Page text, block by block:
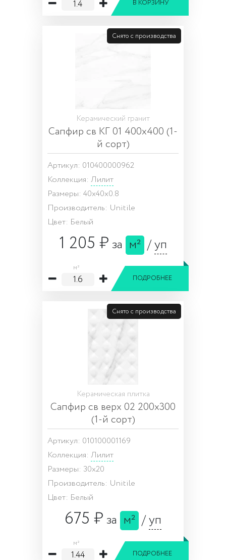
В КОРЗИНУ
Снято с производства
Керамический гранит
Сапфир св КГ 01 400х400 (1-
й сорт)
Артикул: 010400000962
Коллекция: Лилит
Размеры: 40x40x0.8
Производитель: Unitile
Цвет: Белый
1 205 ₽за м² /уп
м²
ПОДРОБНЕЕ
Снято с производства
Керамическая плитка
Сапфир св верх 02 200х300
(1-й сорт)
Артикул: 010100001169
Коллекция: Лилит
Размеры: 30x20
Производитель: Unitile
Цвет: Белый
675 ₽за м² /уп
м²
ПОДРОБНЕЕ